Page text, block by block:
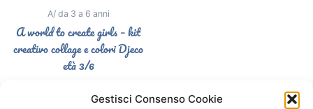
Gestisci Consenso Cookie
A/ da 3 a 6 anni
A world to create girls – kit
creativo collage e colori Djeco
età 3/6